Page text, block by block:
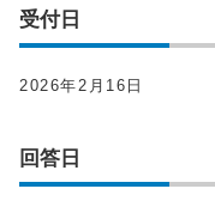
受付日
2026年2月16日
回答日